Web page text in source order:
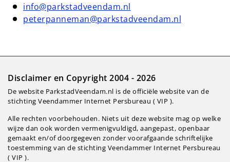
info@parkstadveendam.nl
peterpanneman@parkstadveendam.nl
Disclaimer en Copyright 2004 - 2026
De website ParkstadVeendam.nl is de officiële website van de
stichting Veendammer Internet Persbureau ( VIP ).
Alle rechten voorbehouden. Niets uit deze website mag op welke
wijze dan ook worden vermenigvuldigd, aangepast, openbaar
gemaakt en/of doorgegeven zonder voorafgaande schriftelijke
toestemming van de stichting Veendammer Internet Persbureau
( VIP ).